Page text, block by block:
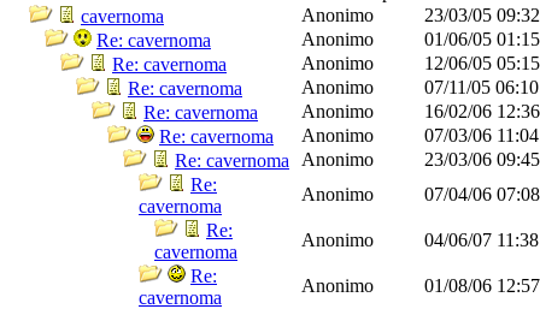
cavernoma
Anonimo 23/03/05
Re: cavernoma
Anonimo 01/06/05
Re: cavernoma
Anonimo 12/06/05
Re: cavernoma
Anonimo 07/11/05
Re: cavernoma
Anonimo 16/02/06
Re: cavernoma
Anonimo 07/03/06
Re: cavernoma
Anonimo 23/03/06
Re:
cavernoma
Anonimo 07/04/06
Re:
cavernoma
Anonimo 04/06/07
Re:
cavernoma
Anonimo 01/08/06